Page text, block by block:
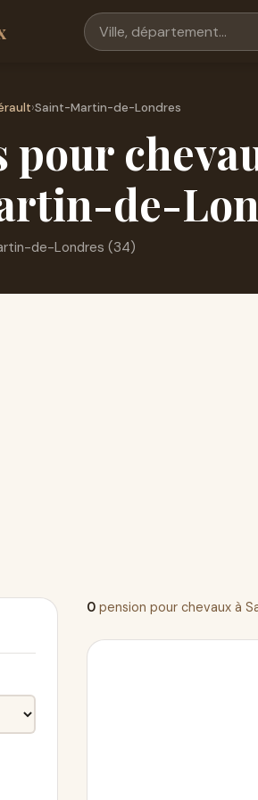
›Saint-Martin-de-Londres
pour
de-
de-Londres (34)
0 pension pour chevaux à